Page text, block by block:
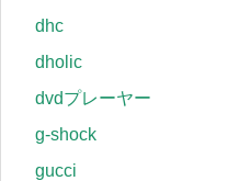
dhc
dholic
dvdプレーヤー
g-shock
gucci